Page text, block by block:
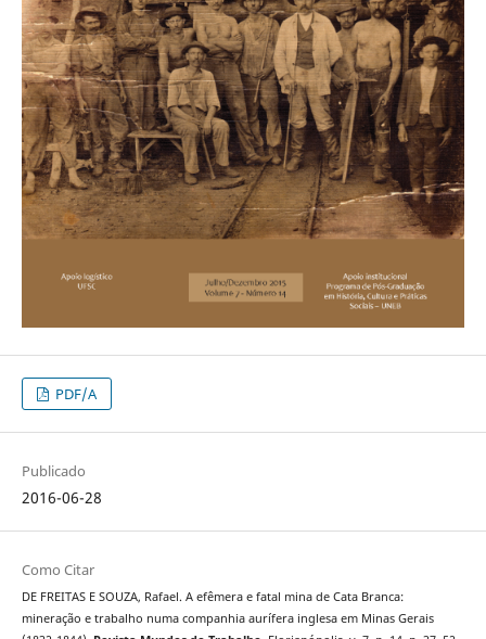
PDF/A
Publicado
2016-06-28
Como Citar
DE FREITAS E SOUZA, Rafael. A efêmera e fatal mina de Cata Branca:
mineração e trabalho numa companhia aurífera inglesa em Minas Gerais